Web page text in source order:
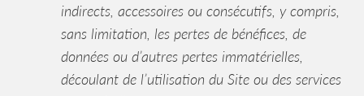
indirects, accessoires ou consécutifs, y compris,
sans limitation, les pertes de bénéfices, de
données ou d’autres pertes immatérielles,
découlant de l’utilisation du Site ou des services